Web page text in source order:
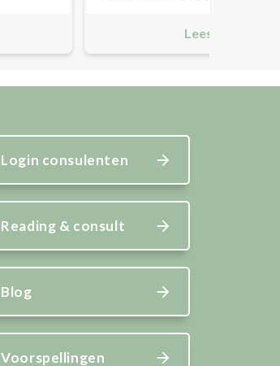
Lees meer
Login consulenten
Reading & consult
Blog
Voorspellingen